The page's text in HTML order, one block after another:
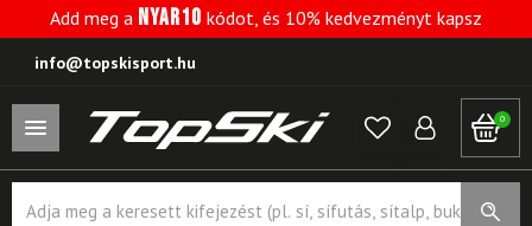
Add meg a NYAR10 kódot, és 10% kedvezményt kapsz
info@topskisport.hu
0
search